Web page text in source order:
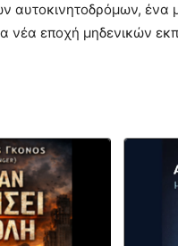
αυτοκινητοδρόμων, ένα
νέα εποχή μηδενικών